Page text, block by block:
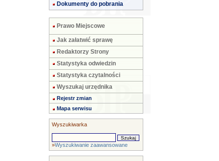
Dokumenty do pobrania
Prawo Miejscowe
Jak załatwić sprawę
Redaktorzy Strony
Statystyka odwiedzin
Statystyka czytalności
Wyszukaj urzędnika
Rejestr zmian
Mapa serwisu
Wyszukiwarka
»Wyszukiwanie zaawansowane